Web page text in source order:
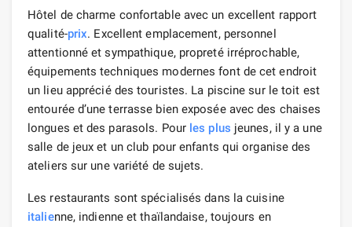
Hôtel de charme confortable avec un excellent rapport
qualité-prix. Excellent emplacement, personnel
attentionné et sympathique, propreté irréprochable,
équipements techniques modernes font de cet endroit
un lieu apprécié des touristes. La piscine sur le toit est
entourée d’une terrasse bien exposée avec des chaises
longues et des parasols. Pour les plus jeunes, il y a une
salle de jeux et un club pour enfants qui organise des
ateliers sur une variété de sujets.
Les restaurants sont spécialisés dans la cuisine
italienne, indienne et thaïlandaise, toujours en